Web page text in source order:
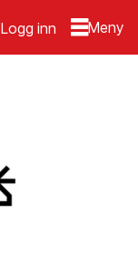
Logg inn